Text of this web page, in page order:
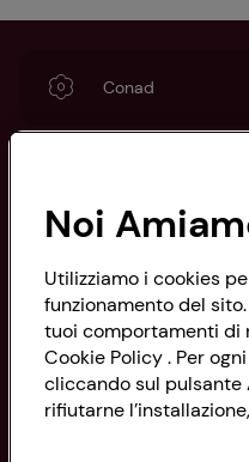
Conad
CONAD SOCIETÀ
Via Michelino, 59 |
Codice Fiscale e
di Bologna
PARTITA IVA
Servizio clienti
Noi
Utilizziamo i cookies
funzionamento del
tuoi comportamenti di
Cookie Policy . Per
cliccando sul pulsante
rifiutarne